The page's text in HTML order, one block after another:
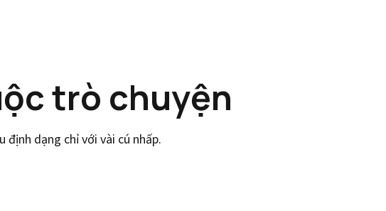
trò chuyện
định dạng chỉ với vài cú nhấp.